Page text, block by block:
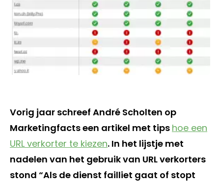
Vorig jaar schreef André Scholten op
Marketingfacts een artikel met tips hoe een
URL verkorter te kiezen. In het lijstje met
nadelen van het gebruik van URL verkorters
stond “Als de dienst failliet gaat of stopt